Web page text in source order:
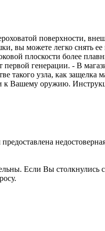
поверхности,
вы можете легко снять
плоскости более
первой генерации. - В
узла, как защелка
к Вашему оружию.
Если Вы